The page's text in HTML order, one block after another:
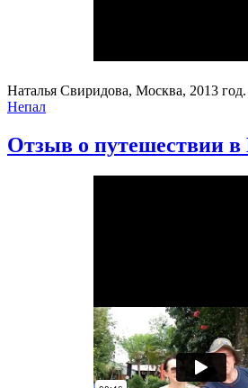
Наталья Свиридова, Москва, 2013 год.
Непал
Отзыв о путешествии в